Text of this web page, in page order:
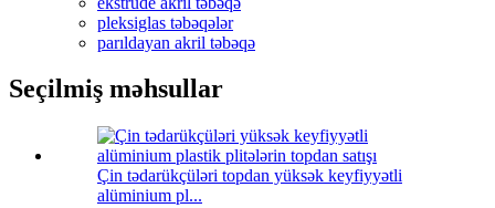
pleksiglas təbəqələr
parıldayan akril təbəqə
Seçilmiş məhsullar
Çin tədarükçüləri topdan yüksək keyfiyyətli
alüminium pl...